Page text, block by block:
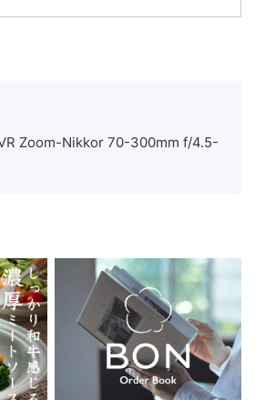
Zoom-Nikkor 70-300mm f/4.5-